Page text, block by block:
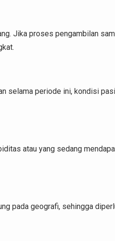
Jika proses pengambilan
selama periode ini, kondisi
atau yang sedang
pada geografi, sehingga